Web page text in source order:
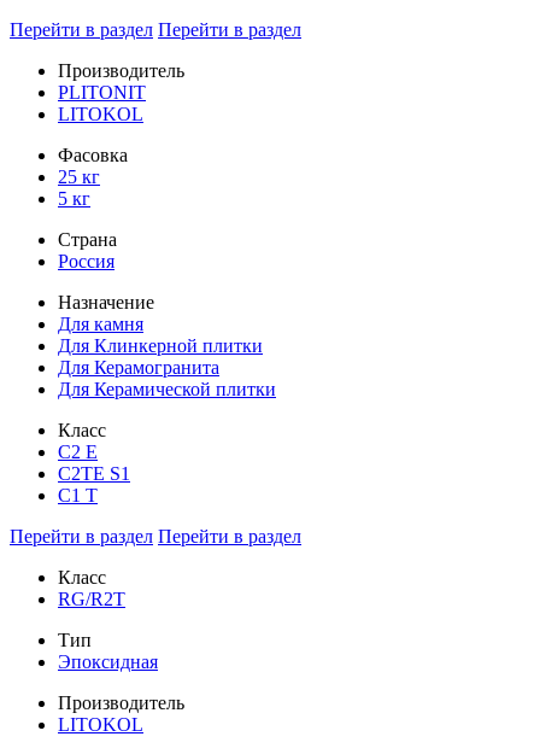
Перейти в раздел Перейти в раздел
Производитель
PLITONIT
LITOKOL
Фасовка
25 кг
5 кг
Страна
Россия
Назначение
Для камня
Для Клинкерной плитки
Для Керамогранита
Для Керамической плитки
Класс
С2 Е
C2TE S1
C1 T
Перейти в раздел Перейти в раздел
Класс
RG/R2T
Тип
Эпоксидная
Производитель
LITOKOL